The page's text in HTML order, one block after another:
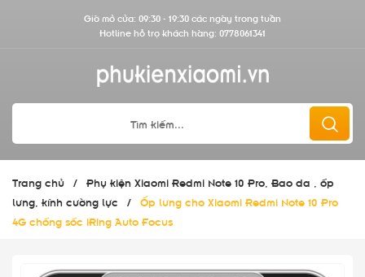
Giờ mở cửa: 09:30 - 19:30 các ngày trong tuần
Hotline hỗ trợ khách hàng: 0778061341
Trang chủ / Phụ kiện Xiaomi Redmi Note 10 Pro, Bao da , ốp
lưng, kính cường lực
/ Ốp lưng cho Xiaomi Redmi Note 10 Pro
4G chống sốc iRing Auto Focus